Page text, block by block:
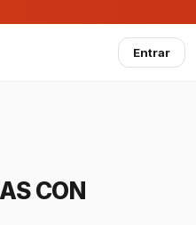
Entrar
CON